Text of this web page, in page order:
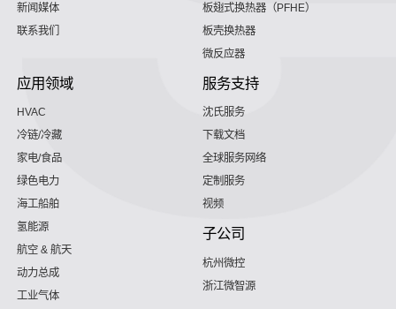
新闻媒体
联系我们
板翅式换热器（PFHE）
板壳换热器
微反应器
应用领域
HVAC
冷链/冷藏
家电/食品
绿色电力
海工船舶
氢能源
航空 & 航天
动力总成
工业气体
服务支持
沈氏服务
下载文档
全球服务网络
定制服务
视频
子公司
杭州微控
浙江微智源